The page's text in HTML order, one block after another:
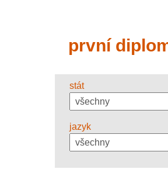
první
stát
jazyk